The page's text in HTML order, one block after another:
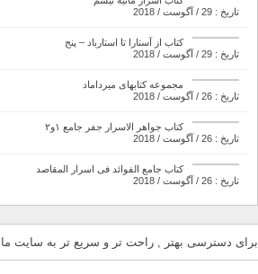
تاریخ : 29 / آگوست / 2018
کتاب از آستارا تا استارباد – پنج
تاریخ : 29 / آگوست / 2018
مجموعه کتابهای میرداماد
تاریخ : 26 / آگوست / 2018
کتاب جواهر الاسرار جفر جامع ۱و۲
تاریخ : 26 / آگوست / 2018
کتاب جامع الفوائد فی اسرار المقاصد
تاریخ : 26 / آگوست / 2018
برای دسترسی بهتر , راحت تر و سریع تر به سایت